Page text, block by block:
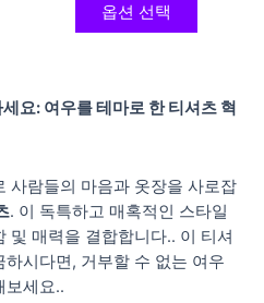
옵션 선택
요: 여우를 테마로 한 티셔츠 혁
사람들의 마음과 옷장을 사로잡
. 이 독특하고 매혹적인 스타일
및 매력을 결합합니다.. 이 티셔
시다면, 거부할 수 없는 여우
보세요..